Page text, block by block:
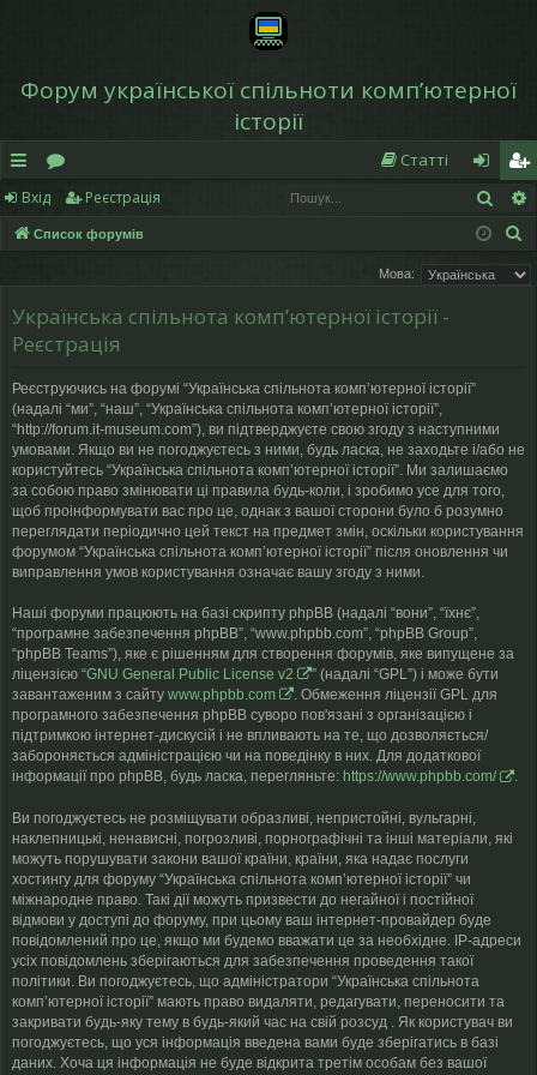
Форум української спільноти компʼютерної
історії
в
и
и
й
д
ос
ту
п
о
ру
и
Статті
хі
д
еє
ст
р
Вхід Реєстрація
Список форумів
Мова:
Українська спільнота компʼютерної історії -
Реєстрація
Реєструючись на форумі “Українська спільнота компʼютерної історії”
(надалі “ми”, “наш”, “Українська спільнота компʼютерної історії”,
“http://forum.it-museum.com”), ви підтверджуєте свою згоду з наступними
умовами. Якщо ви не погоджуєтесь з ними, будь ласка, не заходьте і/або не
користуйтесь “Українська спільнота компʼютерної історії”. Ми залишаємо
за собою право змінювати ці правила будь-коли, і зробимо усе для того,
щоб проінформувати вас про це, однак з вашої сторони було б розумно
переглядати періодично цей текст на предмет змін, оскільки користування
форумом “Українська спільнота компʼютерної історії” після оновлення чи
виправлення умов користування означає вашу згоду з ними.
Наші форуми працюють на базі скрипту phpBB (надалі “вони”, “їхнє”,
“програмне забезпечення phpBB”, “www.phpbb.com”, “phpBB Group”,
“phpBB Teams”), яке є рішенням для створення форумів, яке випущене за
ліцензією “GNU General Public License v2
” (надалі “GPL”) і може бути
завантаженим з сайту www.phpbb.com
. Обмеження ліцензії GPL для
програмного забезпечення phpBB суворо пов'язані з організацією і
підтримкою інтернет-дискусій і не впливають на те, що дозволяється/
забороняється адміністрацією чи на поведінку в них. Для додаткової
інформації про phpBB, будь ласка, перегляньте: https://www.phpbb.com/ .
Ви погоджуєтесь не розміщувати образливі, непристойні, вульгарні,
наклепницькі, ненависні, погрозливі, порнографічні та інші матеріали, які
можуть порушувати закони вашої країни, країни, яка надає послуги
хостингу для форуму “Українська спільнота компʼютерної історії” чи
міжнародне право. Такі дії можуть призвести до негайної і постійної
відмови у доступі до форуму, при цьому ваш інтернет-провайдер буде
повідомлений про це, якщо ми будемо вважати це за необхідне. IP-адреси
усіх повідомлень зберігаються для забезпечення проведення такої
політики. Ви погоджуєтесь, що адміністратори “Українська спільнота
компʼютерної історії” мають право видаляти, редагувати, переносити та
закривати будь-яку тему в будь-який час на свій розсуд . Як користувач ви
погоджуєтесь, що уся інформація введена вами буде зберігатись в базі
даних. Хоча ця інформація не буде відкрита третім особам без вашої